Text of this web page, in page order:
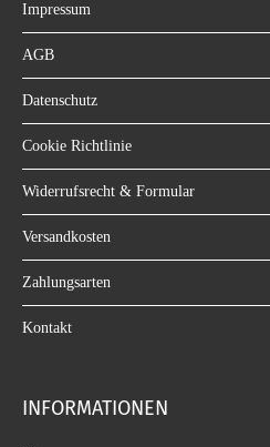
Impressum
AGB
Datenschutz
Cookie Richtlinie
Widerrufsrecht & Formular
Versandkosten
Zahlungsarten
Kontakt
INFORMATIONEN